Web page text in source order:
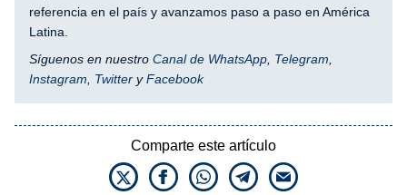
referencia en el país y avanzamos paso a paso en América
Latina.
Síguenos en nuestro Canal de WhatsApp Telegram
Instagram
Twitter yFacebook
Comparte este artículo